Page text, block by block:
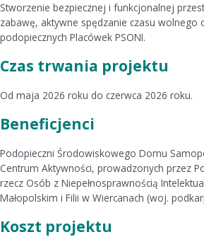
Stworzenie bezpiecznej i funkcjonalnej
zabawę, aktywne spędzanie czasu wolnego
podopiecznych Placówek PSONI.
Czas trwania projektu
Od maja 2026 roku do czerwca 2026 roku.
Beneficjenci
Podopieczni Środowiskowego Domu
Centrum Aktywności, prowadzonych przez
rzecz Osób z Niepełnosprawnością
Małopolskim i Filii w Wiercanach (woj.
Koszt projektu